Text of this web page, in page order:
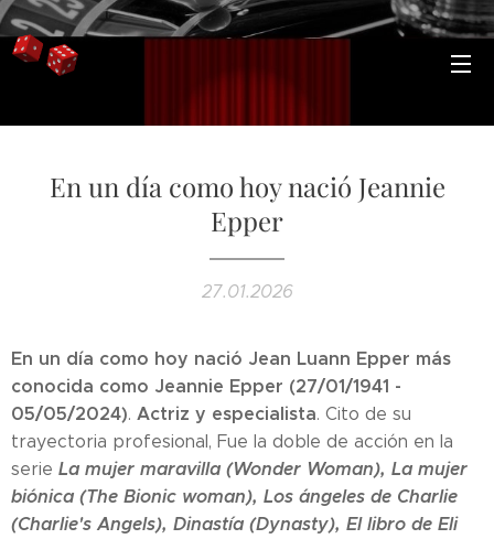
En un día como hoy nació Jeannie
Epper
27.01.2026
En un día como hoy nació Jean Luann Epper más
conocida como Jeannie Epper (27/01/1941 -
05/05/2024). Actriz y especialista. Cito de su
trayectoria profesional, Fue la doble de acción en la
serie La mujer maravilla (Wonder Woman), La mujer
biónica (The Bionic woman), Los ángeles de Charlie
(Charlie's Angels), Dinastía (Dynasty), El libro de Eli